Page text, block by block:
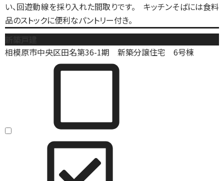
い、回遊動線を採り入れた間取りです。 キッチンそばには食料
品のストックに便利なパントリー付き。
相模原市中央区田名第36-1期 新築分譲住宅 6号棟